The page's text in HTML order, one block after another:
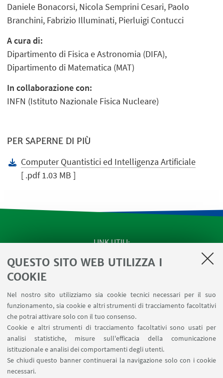
QUESTO SITO WEB UTILIZZA I
COOKIE
Nel nostro sito utilizziamo sia cookie tecnici necessari per il suo
funzionamento, sia cookie e altri strumenti di tracciamento facoltativi
che potrai attivare solo con il tuo consenso.
Cookie e altri strumenti di tracciamento facoltativi sono usati per
analisi statistiche, misure sull'efficacia della comunicazione
istituzionale e analisi dei comportamenti degli utenti.
Se chiudi questo banner continuerai la navigazione solo con i cookie
necessari.
Daniele Bonacorsi, Nicola Semprini Cesari, Paolo
Branchini, Fabrizio Illuminati, Pierluigi Contucci
A cura di:
Dipartimento di Fisica e Astronomia (DIFA),
Dipartimento di Matematica (MAT)
In collaborazione con:
INFN (Istituto Nazionale Fisica Nucleare)
PER SAPERNE DI PIÙ
Computer Quantistici ed Intelligenza Artificiale
[ .pdf 1.03 MB ]
LINK UTILI
SEMINARI del Dipartimento
MAT info - Informazioni per gli afferenti al Dipartimento
SERVIZI ONLINE interni
Carta dei servizi
SEGUI IL DIPARTIMENTO SU: